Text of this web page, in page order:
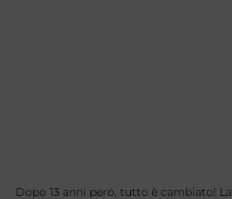
Dopo 13 anni però, tutto è cambiato! La